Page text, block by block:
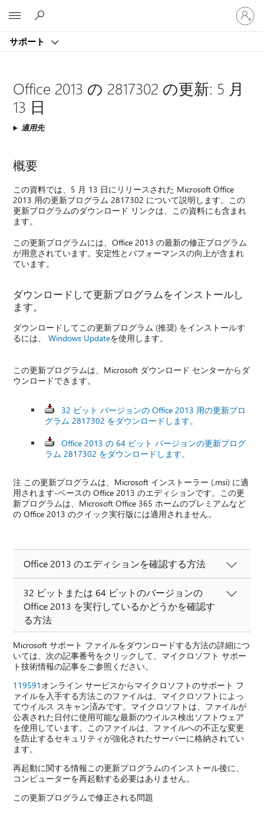
サポート
ア
カ
ウ
サ
イ
Office 2013 の 2817302 の更新: 5 月
13 日
適用先
概要
この資料では、5 月 13 日にリリースされた Microsoft Office
2013 用の更新プログラム 2817302 について説明します。この
更新プログラムのダウンロード リンクは、この資料にも含まれ
ます。
この更新プログラムには、Office 2013 の最新の修正プログラム
が用意されています。安定性とパフォーマンスの向上が含まれ
ています。
ダウンロードして更新プログラムをインストールし
ます。
ダウンロードしてこの更新プログラム (推奨) をインストールす
るには、Windows Updateを使用します。
この更新プログラムは、Microsoft ダウンロード センターからダ
ウンロードできます。
32 ビット バージョンの Office 2013 用の更新プロ
グラム 2817302 をダウンロードします。
Office 2013 の 64 ビット バージョンの更新プログ
ラム 2817302 をダウンロードします。
注 この更新プログラムは、Microsoft インストーラー (.msi) に適
用されます-ベースの Office 2013 のエディションです。この更
新プログラムは、Microsoft Office 365 ホームのプレミアムなど
の Office 2013 のクイック実行版には適用されません。
Office 2013 のエディションを確認する方法
32 ビットまたは 64 ビットのバージョンの
Office 2013 を実行しているかどうかを確認す
る方法
Microsoft サポート ファイルをダウンロードする方法の詳細につ
いては、次の記事番号をクリックして、マイクロソフト サポー
ト技術情報の記事をご参照ください。
119591 オンライン サービスからマイクロソフトのサポート フ
ァイルを入手する方法このファイルは、マイクロソフトによっ
てウイルス スキャン済みです。マイクロソフトは、ファイルが
公表された日付に使用可能な最新のウイルス検出ソフトウェア
を使用しています。このファイルは、ファイルへの不正な変更
を防止するセキュリティが強化されたサーバーに格納されてい
ます。
再起動に関する情報この更新プログラムのインストール後に、
コンピューターを再起動する必要はありません。
この更新プログラムで修正される問題